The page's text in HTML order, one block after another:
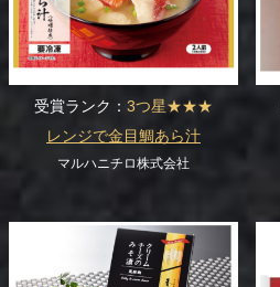
受賞ランク： 3つ星★★★
レンジで金目鯛あら汁
マルハニチロ株式会社